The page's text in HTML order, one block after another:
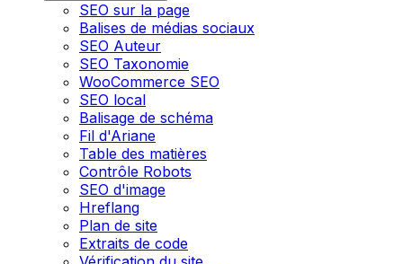
SEO sur la page
Balises de médias sociaux
SEO Auteur
SEO Taxonomie
WooCommerce SEO
SEO local
Balisage de schéma
Fil d'Ariane
Table des matières
Contrôle Robots
SEO d'image
Hreflang
Plan de site
Extraits de code